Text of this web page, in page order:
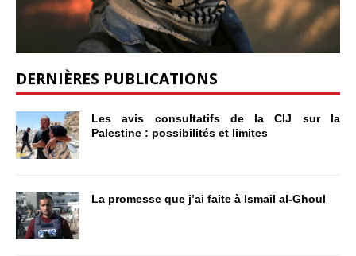
DERNIÈRES PUBLICATIONS
Les avis consultatifs de la CIJ sur la
Palestine : possibilités et limites
La promesse que j’ai faite à Ismail al-Ghoul